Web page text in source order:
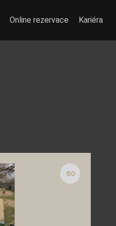
60
Online rezervace Kariéra